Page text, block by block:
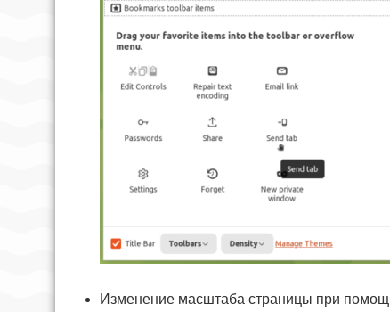
Изменение масштаба страницы при